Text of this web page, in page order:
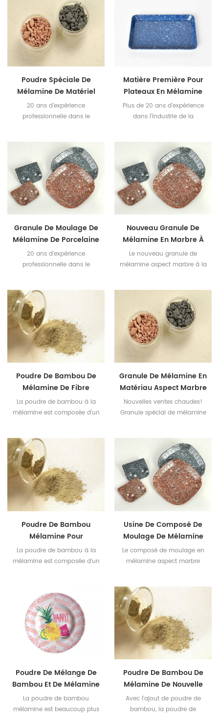
besoins des clients
Poudre Spéciale De
Mélamine De Matériel
De Regard De Marbre
20 ans d'expérience
professionnelle dans le
mélamine aspect marbre
sous forme de granulés
créatifs
Matière Première Pour
Plateaux En Mélamine
Marbrée
Plus de 20 ans d'expérience
dans l'industrie de la
marbre
Granule De Moulage De
Mélamine De Porcelaine
De Jade
20 ans d'expérience
professionnelle dans le
mélamine aspect marbre
sous forme de granulés
créatifs
Nouveau Granule De
Mélamine En Marbre À
La Mode
Le nouveau granule de
mélamine aspect marbre à la
non toxique et de qualité
alimentaire pour la vaisselle
en mélamine.
Poudre De Bambou De
Mélamine De Fibre
Végétale
La poudre de bambou à la
mélamine est composée d'un
provenant de la nature. Il est
généralement utilisé pour la
fabrication de vaisselle pour
enfants.
Granule De Mélamine En
Matériau Aspect Marbre
Nouvelles ventes chaudes!
Granule spécial de mélamine
Poudre De Bambou
Mélamine Pour
Vaisselle Pour Enfants
La poudre de bambou à la
mélamine est composée d'un
provenant de la nature. Cela
en fait un nouveau type
populaire de poudre de
vaisselle en mélamine.
Usine De Composé De
Moulage De Mélamine
Aspect Marbre
Le composé de moulage en
mélamine aspect marbre
Poudre De Mélange De
Bambou Et De Mélamine
Pour Contact
Alimentaire
La poudre de bambou
mélamine est beaucoup plus
Poudre De Bambou De
Mélamine De Nouvelle
Matière Première
Avec l'ajout de poudre de
bambou, la poudre de